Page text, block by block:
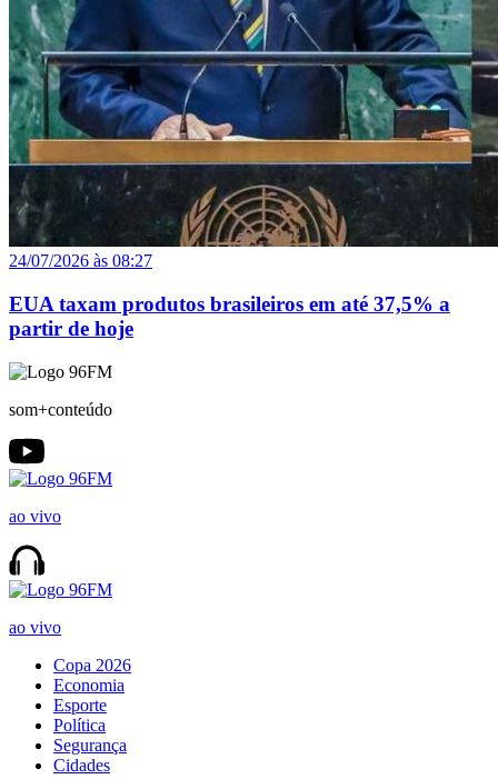
24/07/2026 às 08:27
EUA taxam produtos brasileiros em até 37,5% a
partir de hoje
som+conteúdo
ao vivo
ao vivo
Copa 2026
Economia
Esporte
Política
Segurança
Cidades